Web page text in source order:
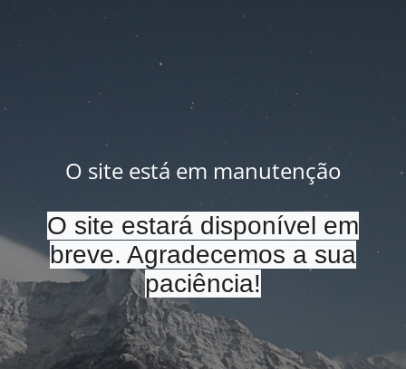
O site está em manutenção
O site estará disponível em
breve. Agradecemos a sua
paciência!